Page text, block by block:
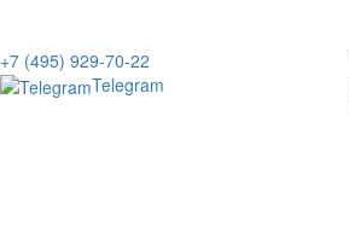
+7 (495) 929-70-22
Telegram